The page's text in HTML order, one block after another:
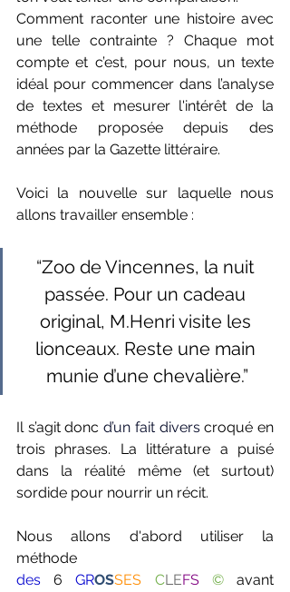
Comment raconter une histoire avec
une telle contrainte ? Chaque mot
compte et c’est, pour nous, un texte
idéal pour commencer dans l’analyse
de textes et mesurer l'intérêt de la
méthode proposée depuis des
années par la Gazette littéraire.
Voici la nouvelle sur laquelle nous
allons travailler ensemble :
“Zoo de Vincennes, la nuit
passée. Pour un cadeau
original, M.Henri visite les
lionceaux. Reste une main
munie d’une chevalière.”
Il s’agit donc d’un fait divers croqué en
trois phrases. La littérature a puisé
dans la réalité même (et surtout)
sordide pour nourrir un récit.
Nous allons d'abord utiliser la
des
6 GROSSES CLEFS ©
avant